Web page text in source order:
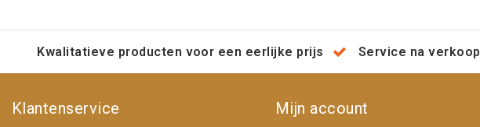
Kwalitatieve producten voor een eerlijke prijs Service na verkoop
Klantenservice Mijn account